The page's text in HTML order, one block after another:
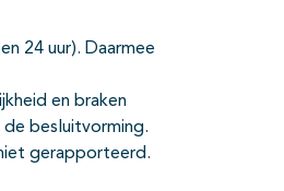
24 uur). Daarmee
en braken
de besluitvorming.
gerapporteerd.